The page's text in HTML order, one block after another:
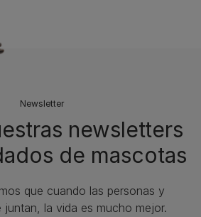
Newsletter
newsletters
de mascotas​
que cuando las personas y
juntan, la vida es mucho mejor.